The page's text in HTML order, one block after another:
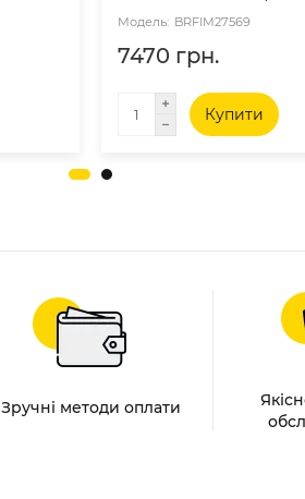
BRFIM27569
7470 грн.
Купити
Зручні методи оплати